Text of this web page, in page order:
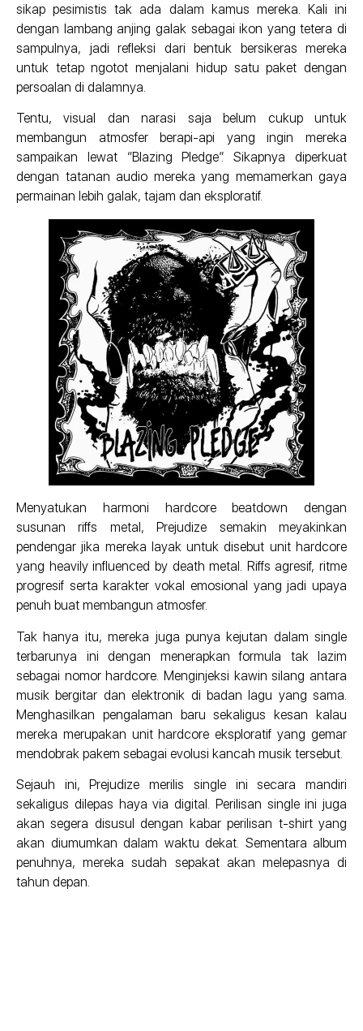
sikap pesimistis tak ada dalam kamus mereka. Kali ini
dengan lambang anjing galak sebagai ikon yang tetera di
sampulnya, jadi refleksi dari bentuk bersikeras mereka
untuk tetap ngotot menjalani hidup satu paket dengan
persoalan di dalamnya.
Tentu, visual dan narasi saja belum cukup untuk
membangun atmosfer berapi-api yang ingin mereka
sampaikan lewat “Blazing Pledge”. Sikapnya diperkuat
dengan tatanan audio mereka yang memamerkan gaya
permainan lebih galak, tajam dan eksploratif.
Menyatukan harmoni hardcore beatdown dengan
susunan riffs metal, Prejudize semakin meyakinkan
pendengar jika mereka layak untuk disebut unit hardcore
yang heavily influenced by death metal. Riffs agresif, ritme
progresif serta karakter vokal emosional yang jadi upaya
penuh buat membangun atmosfer.
Tak hanya itu, mereka juga punya kejutan dalam single
terbarunya ini dengan menerapkan formula tak lazim
sebagai nomor hardcore. Menginjeksi kawin silang antara
musik bergitar dan elektronik di badan lagu yang sama.
Menghasilkan pengalaman baru sekaligus kesan kalau
mereka merupakan unit hardcore eksploratif yang gemar
mendobrak pakem sebagai evolusi kancah musik tersebut.
Sejauh ini, Prejudize merilis single ini secara mandiri
sekaligus dilepas haya via digital. Perilisan single ini juga
akan segera disusul dengan kabar perilisan t-shirt yang
akan diumumkan dalam waktu dekat. Sementara album
penuhnya, mereka sudah sepakat akan melepasnya di
tahun depan.